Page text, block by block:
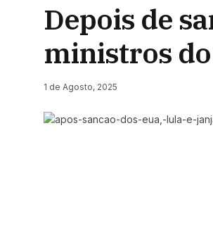
Depois de
ministros
1 de Agosto, 2025